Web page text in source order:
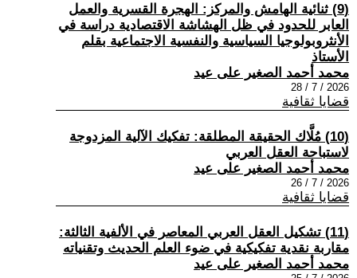
(9) ثنائية الهامش والمركز: الهجرة القسرية والعمل
العابر للحدود في ظل الهشاشة الاقتصادية دراسة في
الأنثروبولوجيا السياسية والنفسية الاجتماعية بقلم
الأستاذ
محمد أحمد الصغير على عيد
2026 / 7 / 28
قضايا ثقافية
(10) مُلَّاك الحقيقة المطلقة: تفكيك الآلية المزدوجة
لاستباحة العقل العربي
محمد أحمد الصغير على عيد
2026 / 7 / 26
قضايا ثقافية
(11) تشكيل العقل العربي المعاصر في الألفية الثالثة:
مقاربة نقدية تفكيكية في ضوء العلم الحديث وتقنياته
محمد أحمد الصغير على عيد